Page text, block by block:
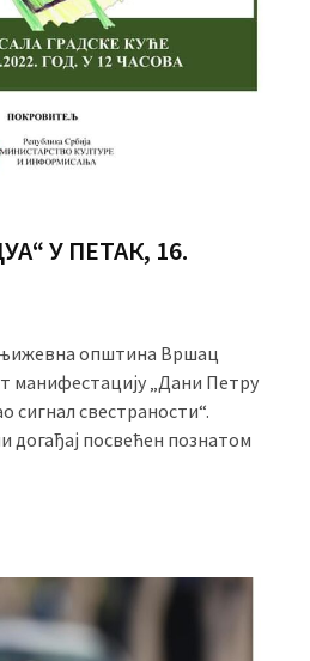
У ПЕТАК, 16.
општина Вршац
манифестацију „Дани Петру
сигнал свестраности“.
догађај посвећен познатом